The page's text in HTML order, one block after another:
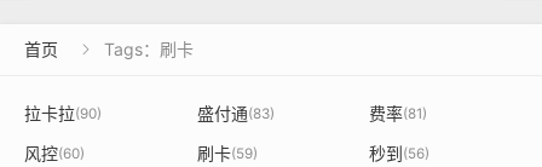
首页  Tags：刷卡
拉卡拉(90) 盛付通(83) 费率(81)
风控(60) 刷卡(59) 秒到(56)